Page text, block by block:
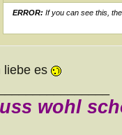
ERROR: If you can see this,
liebe es
wohl